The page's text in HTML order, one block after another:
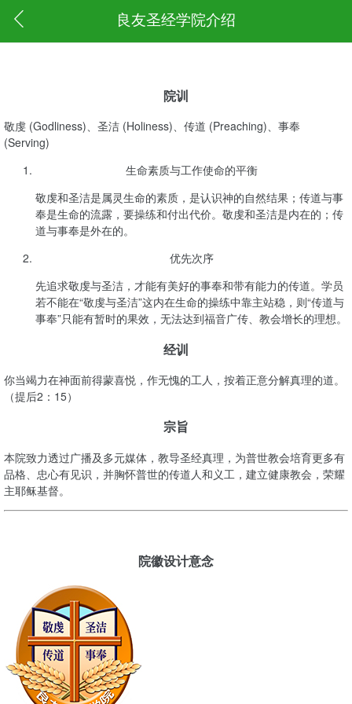
良友圣经学院介绍
院训
敬虔 (Godliness)、圣洁 (Holiness)、传道 (Preaching)、事奉
(Serving)
生命素质与工作使命的平衡
敬虔和圣洁是属灵生命的素质，是认识神的自然结果；传道与事
奉是生命的流露，要操练和付出代价。敬虔和圣洁是内在的；传
道与事奉是外在的。
优先次序
先追求敬虔与圣洁，才能有美好的事奉和带有能力的传道。学员
若不能在“敬虔与圣洁”这内在生命的操练中靠主站稳，则“传道与
事奉”只能有暂时的果效，无法达到福音广传、教会增长的理想。
经训
你当竭力在神面前得蒙喜悦，作无愧的工人，按着正意分解真理的道。
（提后2：15）
宗旨
本院致力透过广播及多元媒体，教导圣经真理，为普世教会培育更多有
品格、忠心有见识，并胸怀普世的传道人和义工，建立健康教会，荣耀
主耶稣基督。
院徽设计意念